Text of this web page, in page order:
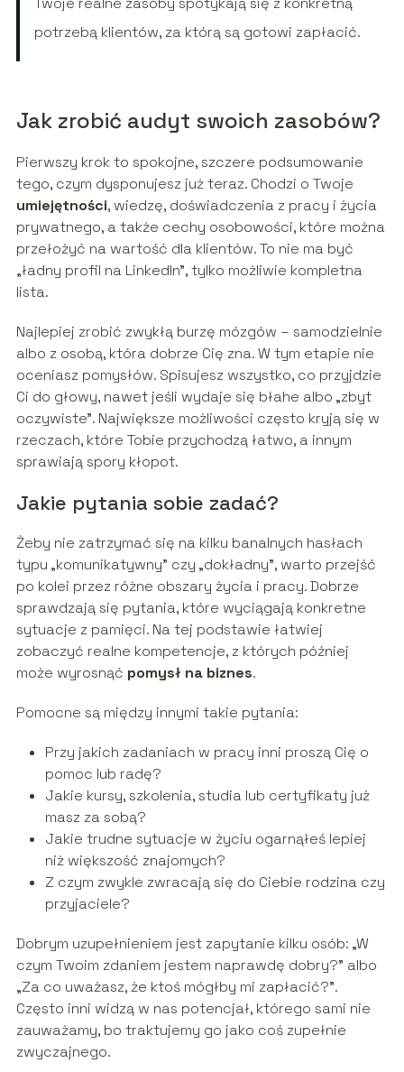
potrzebą klientów, za którą są gotowi zapłacić.
Jak zrobić audyt swoich zasobów?
Pierwszy krok to spokojne, szczere podsumowanie
tego, czym dysponujesz już teraz. Chodzi o Twoje
umiejętności, wiedzę, doświadczenia z pracy i życia
prywatnego, a także cechy osobowości, które można
przełożyć na wartość dla klientów. To nie ma być
„ładny profil na LinkedIn”, tylko możliwie kompletna
lista.
Najlepiej zrobić zwykłą burzę mózgów – samodzielnie
albo z osobą, która dobrze Cię zna. W tym etapie nie
oceniasz pomysłów. Spisujesz wszystko, co przyjdzie
Ci do głowy, nawet jeśli wydaje się błahe albo „zbyt
oczywiste”. Największe możliwości często kryją się w
rzeczach, które Tobie przychodzą łatwo, a innym
sprawiają spory kłopot.
Jakie pytania sobie zadać?
Żeby nie zatrzymać się na kilku banalnych hasłach
typu „komunikatywny” czy „dokładny”, warto przejść
po kolei przez różne obszary życia i pracy. Dobrze
sprawdzają się pytania, które wyciągają konkretne
sytuacje z pamięci. Na tej podstawie łatwiej
zobaczyć realne kompetencje, z których później
może wyrosnąć pomysł na biznes.
Pomocne są między innymi takie pytania:
Przy jakich zadaniach w pracy inni proszą Cię o
pomoc lub radę?
Jakie kursy, szkolenia, studia lub certyfikaty już
masz za sobą?
Jakie trudne sytuacje w życiu ogarnąłeś lepiej
niż większość znajomych?
Z czym zwykle zwracają się do Ciebie rodzina czy
przyjaciele?
Dobrym uzupełnieniem jest zapytanie kilku osób: „W
czym Twoim zdaniem jestem naprawdę dobry?” albo
„Za co uważasz, że ktoś mógłby mi zapłacić?”.
Często inni widzą w nas potencjał, którego sami nie
zauważamy, bo traktujemy go jako coś zupełnie
zwyczajnego.